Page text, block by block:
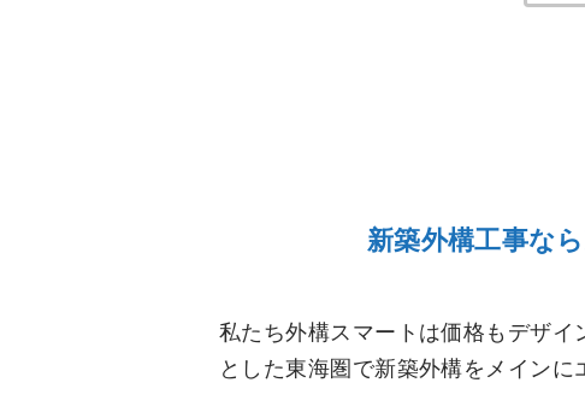
新築外構工事な
私たち外構スマートは価格もデザ
とした東海圏で新築外構をメインに